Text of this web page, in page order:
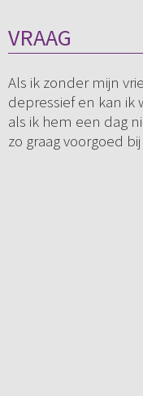
VRAAG
Als ik zonder mijn
depressief en kan ik
als ik hem een dag
zo graag voorgoed